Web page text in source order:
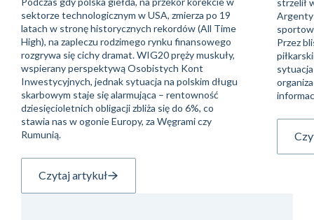
sektorze technologicznym w USA, zmierza po 19
latach w stronę historycznych rekordów (All Time
High), na zapleczu rodzimego rynku finansowego
rozgrywa się cichy dramat. WIG20 pręży muskuły,
wspierany perspektywą Osobistych Kont
Inwestycyjnych, jednak sytuacja na polskim długu
skarbowym staje się alarmująca – rentowność
dziesięcioletnich obligacji zbliża się do 6%, co
stawia nas w ogonie Europy, za Węgrami czy
Rumunią.
Czytaj artykuł
Przez